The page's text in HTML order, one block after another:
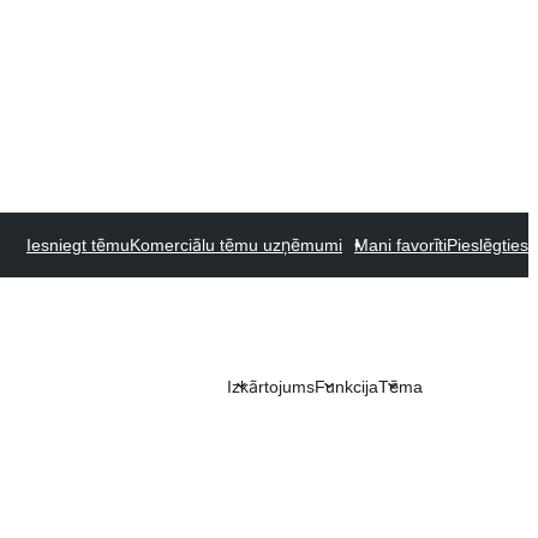
Iesniegt tēmuKomerciālu tēmu uzņēmumi Mani favorītiPieslēgties
IzkārtojumsFunkcijaTēma